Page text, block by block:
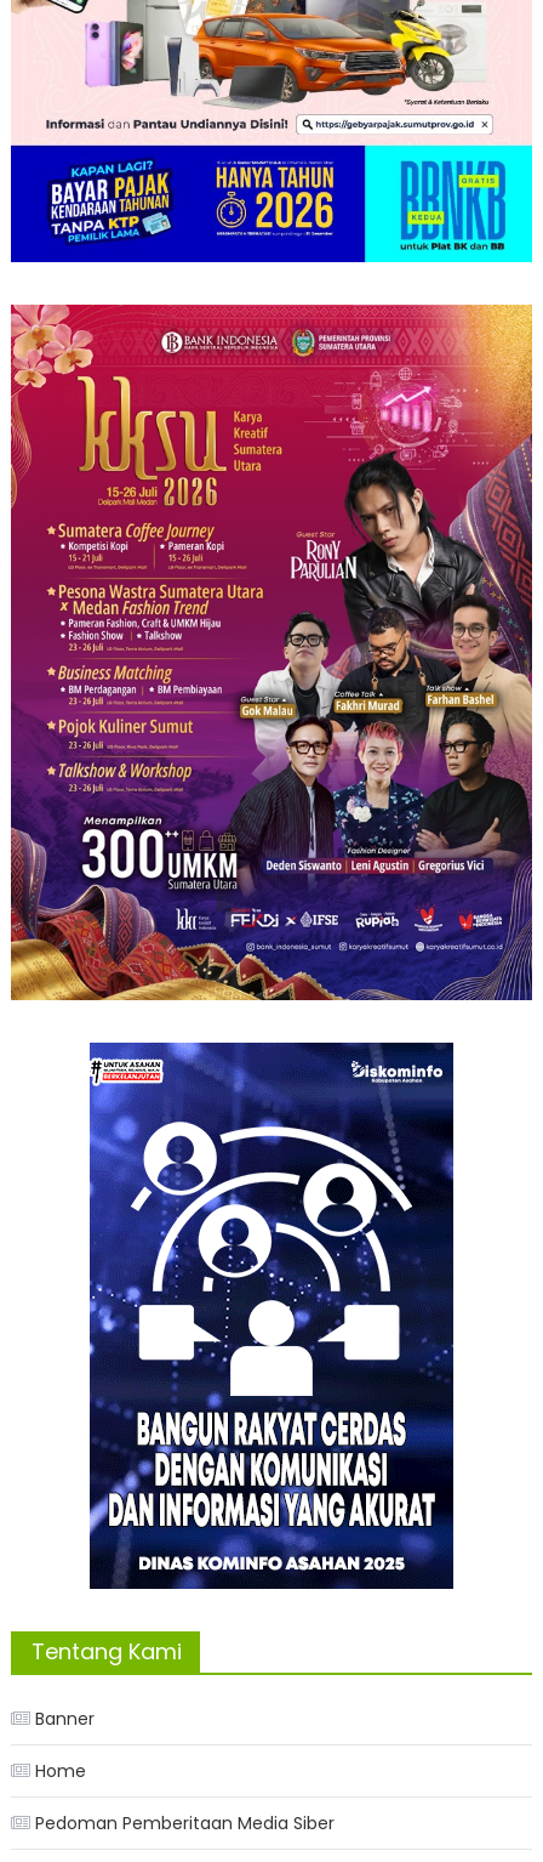
Tentang Kami
Banner
Home
Pedoman Pemberitaan Media Siber